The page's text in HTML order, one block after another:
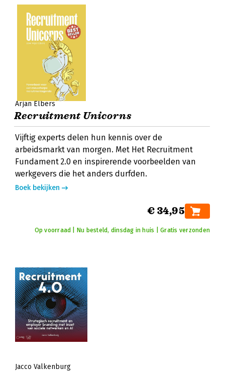
Arjan Elbers
Recruitment Unicorns
Vijftig experts delen hun kennis over de
arbeidsmarkt van morgen. Met Het Recruitment
Fundament 2.0 en inspirerende voorbeelden van
werkgevers die het anders durfden.
Boek bekijken
€ 34,95
Op voorraad | Nu besteld, dinsdag in huis | Gratis verzonden
Jacco Valkenburg